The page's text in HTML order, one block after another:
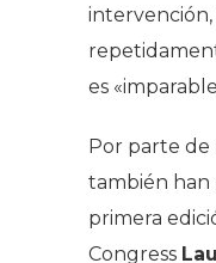
intervención,
es
Por parte
también han
primera
Congress